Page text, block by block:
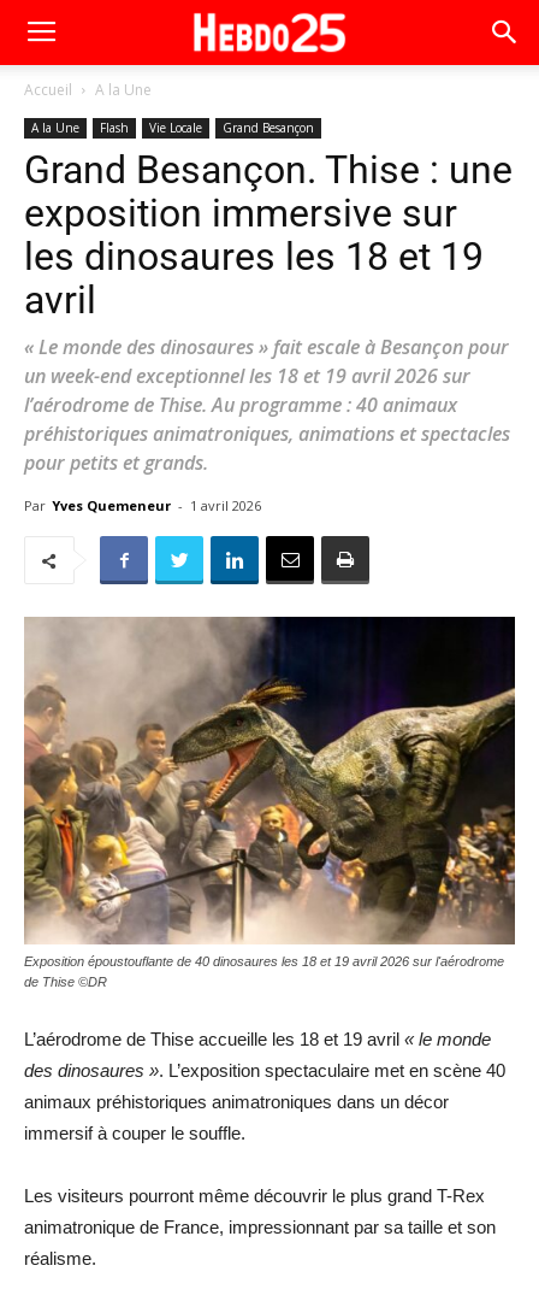
Accueil A la Une
A la Une Flash Vie Locale Grand Besançon
Grand Besançon. Thise : une
exposition immersive sur
les dinosaures les 18 et 19
avril
« Le monde des dinosaures » fait escale à Besançon pour
un week-end exceptionnel les 18 et 19 avril 2026 sur
l’aérodrome de Thise. Au programme : 40 animaux
préhistoriques animatroniques, animations et spectacles
pour petits et grands.
Par Yves Quemeneur - 1 avril 2026
Exposition époustouflante de 40 dinosaures les 18 et 19 avril 2026 sur l'aérodrome
de Thise ©DR
L’aérodrome de Thise accueille les 18 et 19 avril « le monde
des dinosaures ». L’exposition spectaculaire met en scène 40
animaux préhistoriques animatroniques dans un décor
immersif à couper le souffle.
Les visiteurs pourront même découvrir le plus grand T-Rex
animatronique de France, impressionnant par sa taille et son
réalisme.